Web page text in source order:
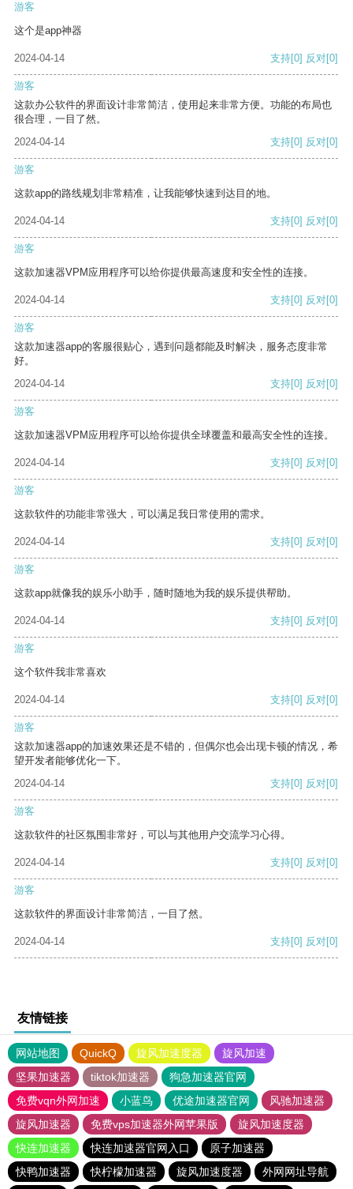
游客
这个是app神器
2024-04-14 支持[0] 反对[0]
游客
这款办公软件的界面设计非常简洁，使用起来非常方便。功能的布局也
很合理，一目了然。
2024-04-14
支持[0] 反对[0]
游客
这款app的路线规划非常精准，让我能够快速到达目的地。
2024-04-14 支持[0] 反对[0]
游客
这款加速器VPM应用程序可以给你提供最高速度和安全性的连接。
2024-04-14 支持[0] 反对[0]
游客
这款加速器app的客服很贴心，遇到问题都能及时解决，服务态度非常
好。
2024-04-14
支持[0] 反对[0]
游客
这款加速器VPM应用程序可以给你提供全球覆盖和最高安全性的连接。
2024-04-14 支持[0] 反对[0]
游客
这款软件的功能非常强大，可以满足我日常使用的需求。
2024-04-14 支持[0] 反对[0]
游客
这款app就像我的娱乐小助手，随时随地为我的娱乐提供帮助。
2024-04-14 支持[0] 反对[0]
游客
这个软件我非常喜欢
2024-04-14 支持[0] 反对[0]
游客
这款加速器app的加速效果还是不错的，但偶尔也会出现卡顿的情况，希
望开发者能够优化一下。
2024-04-14
支持[0] 反对[0]
游客
这款软件的社区氛围非常好，可以与其他用户交流学习心得。
2024-04-14 支持[0] 反对[0]
游客
这款软件的界面设计非常简洁，一目了然。
2024-04-14 支持[0] 反对[0]
友情链接
网站地图 QuickQ 旋风加速度器
旋风加速
坚果加速器
tiktok加速器
狗急加速器官网
免费vqn外网加速
小蓝鸟 优途加速器官网
风驰加速器
旋风加速器
免费vps加速器外网苹果版
旋风加速度器
快连加速器
快连加速器官网入口
原子加速器
快鸭加速器
快柠檬加速器 旋风加速度器 外网网址导航